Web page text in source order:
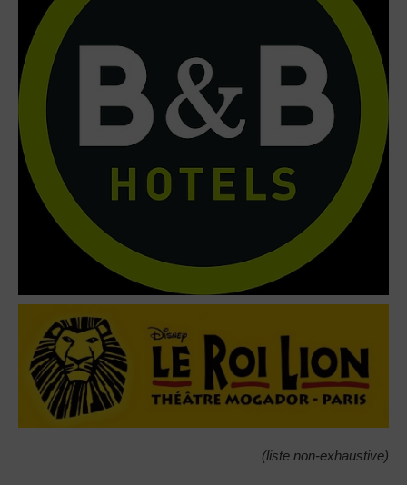
(liste non-exhaustive)